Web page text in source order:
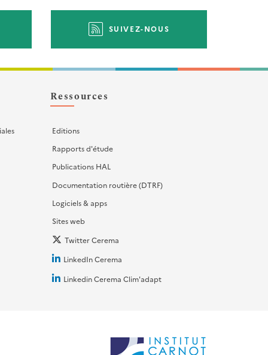
SUIVEZ-NOUS
Ressources
Editions
Rapports d'étude
Publications HAL
Documentation routière (DTRF)
Logiciels & apps
Sites web
Twitter Cerema
LinkedIn Cerema
Linkedin Cerema Clim'adapt